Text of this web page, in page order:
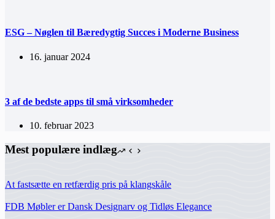
ESG – Nøglen til Bæredygtig Succes i Moderne Business
16. januar 2024
3 af de bedste apps til små virksomheder
10. februar 2023
Mest populære indlæg
At fastsætte en retfærdig pris på klangskåle
FDB Møbler er Dansk Designarv og Tidløs Elegance